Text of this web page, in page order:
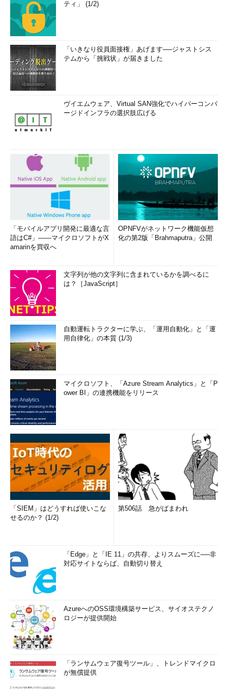
ティ」 (1/2)
「いきなり役員面接権」あげます──ジャストシス
テムから「挑戦状」が届きました
ヴイエムウェア、Virtual SAN強化でハイパーコンバ
ージドインフラの選択肢広げる
「モバイルアプリ開発に最適な言
語はC#」――マイクロソフトがX
amarinを買収へ
OPNFVがネットワーク機能仮想
化の第2版「Brahmaputra」公開
文字列が他の文字列に含まれているかを調べるに
は？［JavaScript］
自動運転トラクターに学ぶ、「運用自動化」と「運
用自律化」の本質 (1/3)
マイクロソフト、「Azure Stream Analytics」と「P
ower BI」の連携機能をリリース
「SIEM」はどうすれば使いこな
せるのか？ (1/2)
第506話 急がばまわれ
「Edge」と「IE 11」の共存、よりスムーズに──非
対応サイトならば、自動切り替え
AzureへのOSS環境構築サービス、サイオステクノ
ロジーが提供開始
「ランサムウェア復号ツール」、トレンドマイクロ
が無償提供